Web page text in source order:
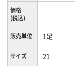
価格
(税込)
販売単位 1足
サイズ 21